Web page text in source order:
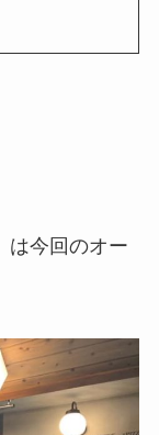
は今回のオー